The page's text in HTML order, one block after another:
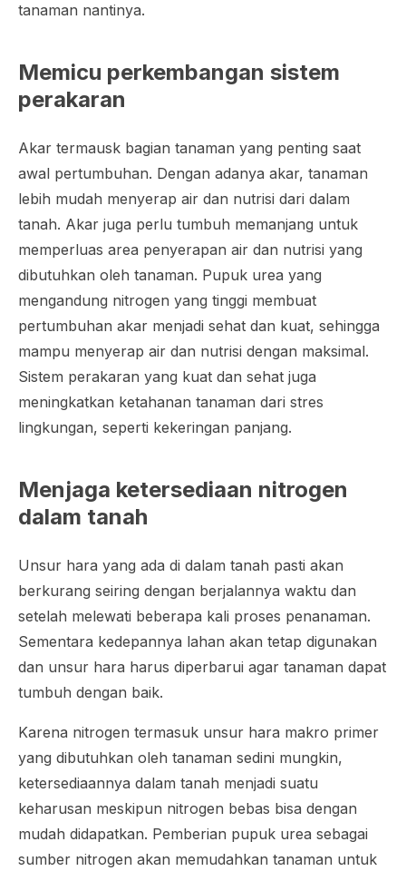
tanaman nantinya.
Memicu perkembangan sistem
perakaran
Akar termausk bagian tanaman yang penting saat
awal pertumbuhan. Dengan adanya akar, tanaman
lebih mudah menyerap air dan nutrisi dari dalam
tanah. Akar juga perlu tumbuh memanjang untuk
memperluas area penyerapan air dan nutrisi yang
dibutuhkan oleh tanaman. Pupuk urea yang
mengandung nitrogen yang tinggi membuat
pertumbuhan akar menjadi sehat dan kuat, sehingga
mampu menyerap air dan nutrisi dengan maksimal.
Sistem perakaran yang kuat dan sehat juga
meningkatkan ketahanan tanaman dari stres
lingkungan, seperti kekeringan panjang.
Menjaga ketersediaan nitrogen
dalam tanah
Unsur hara yang ada di dalam tanah pasti akan
berkurang seiring dengan berjalannya waktu dan
setelah melewati beberapa kali proses penanaman.
Sementara kedepannya lahan akan tetap digunakan
dan unsur hara harus diperbarui agar tanaman dapat
tumbuh dengan baik.
Karena nitrogen termasuk unsur hara makro primer
yang dibutuhkan oleh tanaman sedini mungkin,
ketersediaannya dalam tanah menjadi suatu
keharusan meskipun nitrogen bebas bisa dengan
mudah didapatkan. Pemberian pupuk urea sebagai
sumber nitrogen akan memudahkan tanaman untuk